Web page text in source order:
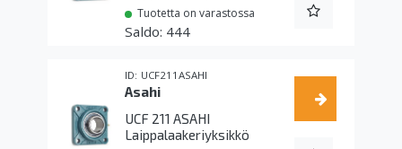
Tuotetta on varastossa
444
UCF211ASAHI
Asahi
UCF 211 ASAHI
Laippalaakeriyksikkö